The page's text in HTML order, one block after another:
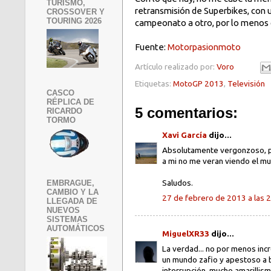
retransmisión de Superbikes, con
campeonato a otro, por lo
Fuente: Motorpasionmoto
Artículo realizado por: Voro
Etiquetas: MotoGP 2013, Televisión
5 comentarios:
Xavi García dijo...
Absolutamente vergonzoso,
a mi no me veran viendo el
Saludos.
27 de febrero de 2013 a las
MiguelXR33 dijo...
La verdad... no por menos
un mundo zafio y apestoso a
TURISMO,
CROSSOVER Y
TOURING 2026
CASCO
RÉPLICA DE
RICARDO
TORMO
EMBRAGUE,
CAMBIO Y LA
LLEGADA DE
NUEVOS
SISTEMAS
AUTOMÁTICOS